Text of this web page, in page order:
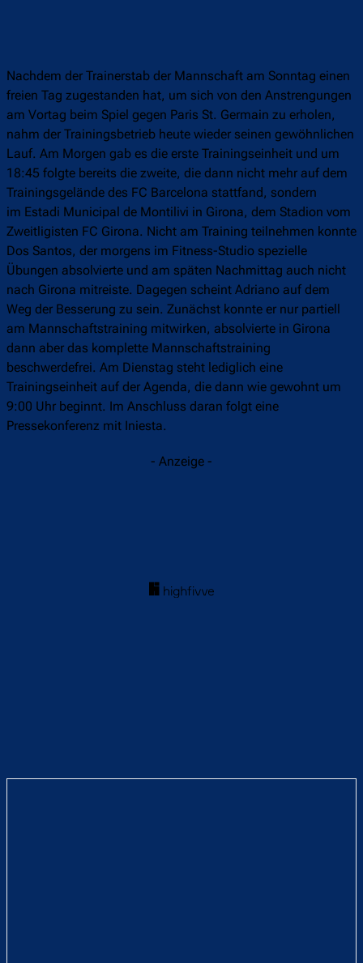
Nachdem der Trainerstab der Mannschaft am Sonntag einen
freien Tag zugestanden hat, um sich von den Anstrengungen
am Vortag beim Spiel gegen Paris St. Germain zu erholen,
nahm der Trainingsbetrieb heute wieder seinen gewöhnlichen
Lauf. Am Morgen gab es die erste Trainingseinheit und um
18:45 folgte bereits die zweite, die dann nicht mehr auf dem
Trainingsgelände des FC Barcelona stattfand, sondern
im Estadi Municipal de Montilivi in Girona, dem Stadion vom
Zweitligisten FC Girona. Nicht am Training teilnehmen konnte
Dos Santos, der morgens im Fitness-Studio spezielle
Übungen absolvierte und am späten Nachmittag auch nicht
nach Girona mitreiste. Dagegen scheint Adriano auf dem
Weg der Besserung zu sein. Zunächst konnte er nur partiell
am Mannschaftstraining mitwirken, absolvierte in Girona
dann aber das komplette Mannschaftstraining
beschwerdefrei. Am Dienstag steht lediglich eine
Trainingseinheit auf der Agenda, die dann wie gewohnt um
9:00 Uhr beginnt. Im Anschluss daran folgt eine
Pressekonferenz mit Iniesta.
- Anzeige -